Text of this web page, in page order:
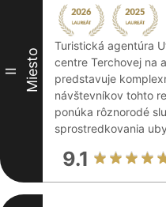
II Miesto
Turistická agentúra
centre Terchovej na
predstavuje
návštevníkov tohto
ponúka rôznorodé
sprostredkovania
9.1